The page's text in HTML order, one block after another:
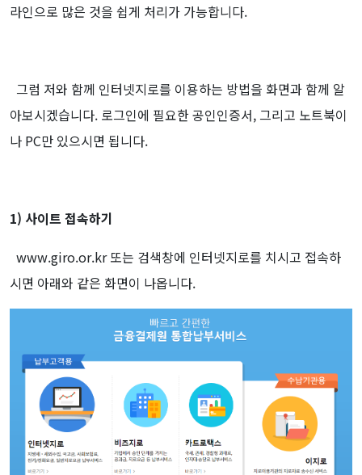
라인으로 많은 것을 쉽게 처리가 가능합니다.
그럼 저와 함께 인터넷지로를 이용하는 방법을 화면과 함께 알
아보시겠습니다. 로그인에 필요한 공인인증서, 그리고 노트북이
나 PC만 있으시면 됩니다.
1) 사이트 접속하기
www.giro.or.kr 또는 검색창에 인터넷지로를 치시고 접속하
시면 아래와 같은 화면이 나옵니다.